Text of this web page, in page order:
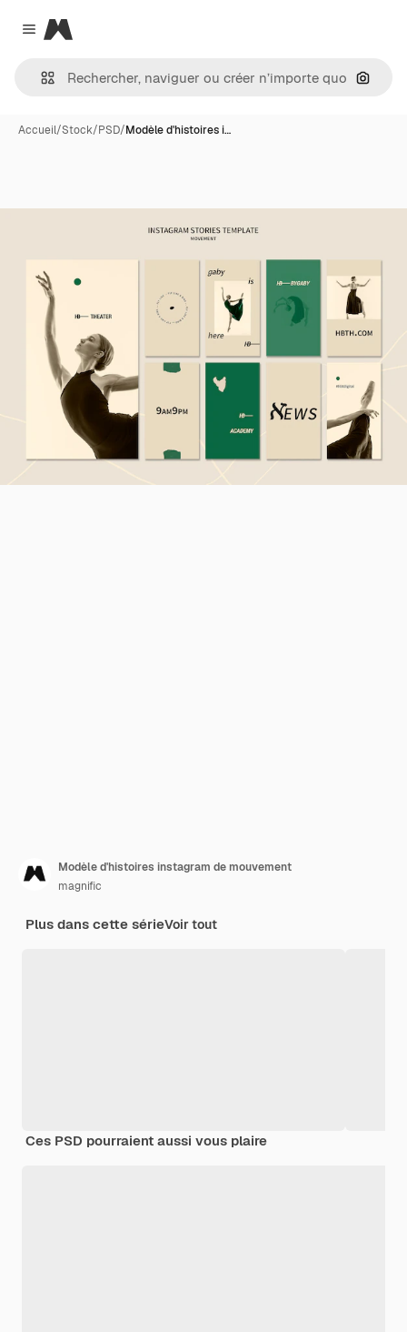
Close menu
Magnific
Accueil/Stock/PSD/Modèle d'histoires i…
Modèle d'histoires instagram de mouvement
magnific
Plus dans cette sérieVoir tout
Ces PSD pourraient aussi vous plaire